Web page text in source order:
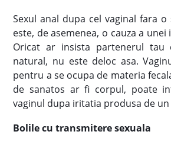
Sexul anal dupa cel vaginal fara
este, de asemenea, o cauza a
Oricat ar insista partenerul tau
natural, nu este deloc asa.
pentru a se ocupa de materia
de sanatos ar fi corpul, poate
vaginul dupa iritatia produsa de un
Bolile cu transmitere sexuala